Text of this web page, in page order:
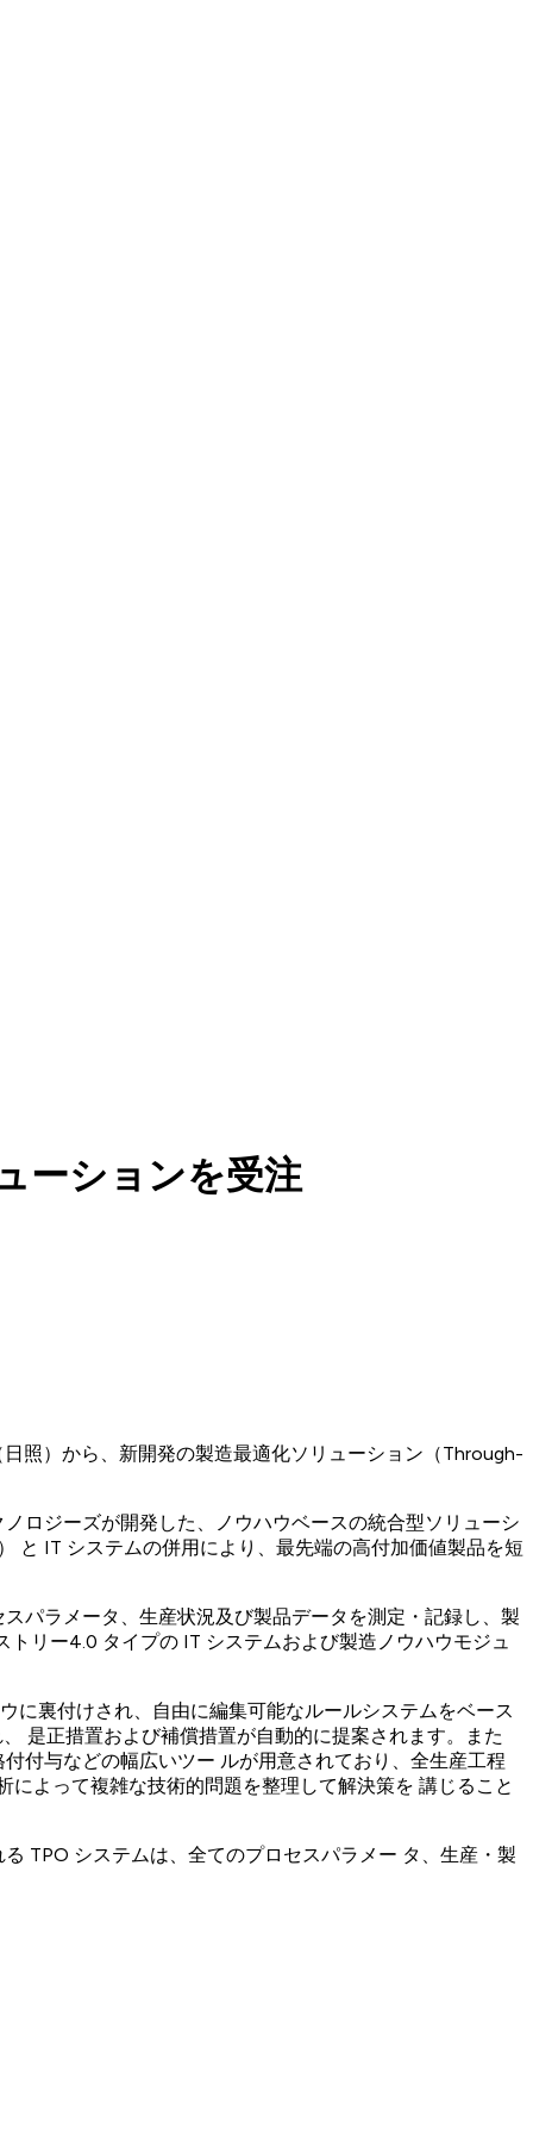
ーションを受注
照）から、新開発の製造最適化ソリューション（Through-
ロジーズが開発した、ノウハウベースの統合型ソリューシ
と IT システムの併用により、最先端の高付加価値製品を短
パラメータ、生産状況及び製品データを測定・記録し、製
リー4.0 タイプの IT システムおよび製造ノウハウモジュ
に裏付けされ、自由に編集可能なルールシステムをベース
是正措置および補償措置が自動的に提案されます。また
付与などの幅広いツー ルが用意されており、全生産工程
よって複雑な技術的問題を整理して解決策を 講じること
TPO システムは、全てのプロセスパラメー タ、生産・製